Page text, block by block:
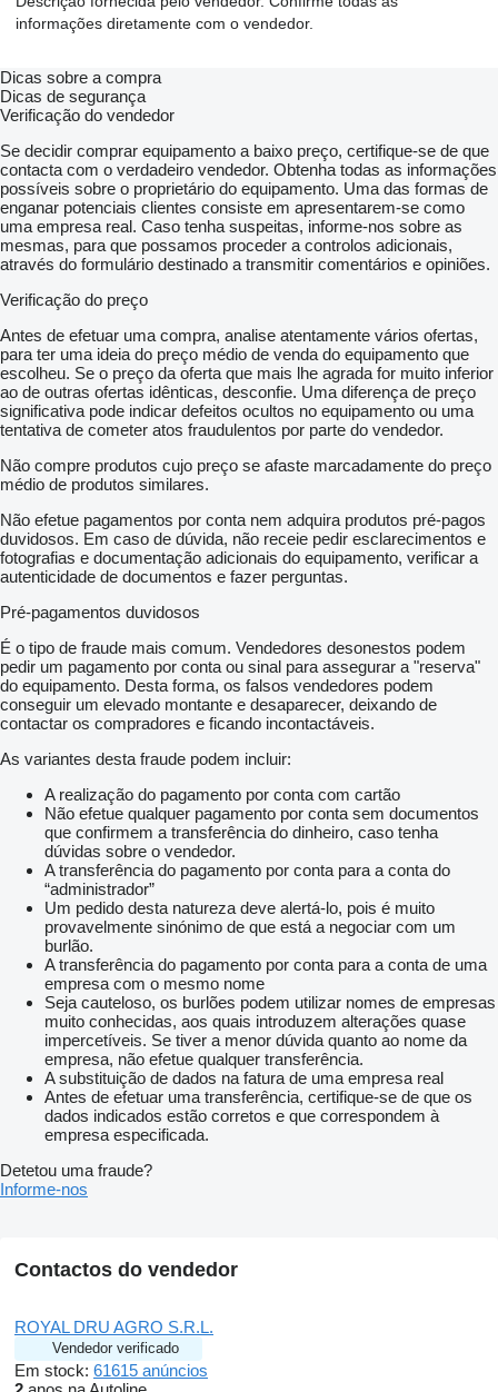
informações diretamente com o vendedor.
Dicas sobre a compra
Dicas de segurança
Verificação do vendedor
Se decidir comprar equipamento a baixo preço, certifique-se de que
contacta com o verdadeiro vendedor. Obtenha todas as informações
possíveis sobre o proprietário do equipamento. Uma das formas de
enganar potenciais clientes consiste em apresentarem-se como
uma empresa real. Caso tenha suspeitas, informe-nos sobre as
mesmas, para que possamos proceder a controlos adicionais,
através do formulário destinado a transmitir comentários e opiniões.
Verificação do preço
Antes de efetuar uma compra, analise atentamente vários ofertas,
para ter uma ideia do preço médio de venda do equipamento que
escolheu. Se o preço da oferta que mais lhe agrada for muito inferior
ao de outras ofertas idênticas, desconfie. Uma diferença de preço
significativa pode indicar defeitos ocultos no equipamento ou uma
tentativa de cometer atos fraudulentos por parte do vendedor.
Não compre produtos cujo preço se afaste marcadamente do preço
médio de produtos similares.
Não efetue pagamentos por conta nem adquira produtos pré-pagos
duvidosos. Em caso de dúvida, não receie pedir esclarecimentos e
fotografias e documentação adicionais do equipamento, verificar a
autenticidade de documentos e fazer perguntas.
Pré-pagamentos duvidosos
É o tipo de fraude mais comum. Vendedores desonestos podem
pedir um pagamento por conta ou sinal para assegurar a "reserva"
do equipamento. Desta forma, os falsos vendedores podem
conseguir um elevado montante e desaparecer, deixando de
contactar os compradores e ficando incontactáveis.
As variantes desta fraude podem incluir:
A realização do pagamento por conta com cartão
Não efetue qualquer pagamento por conta sem documentos
que confirmem a transferência do dinheiro, caso tenha
dúvidas sobre o vendedor.
A transferência do pagamento por conta para a conta do
“administrador”
Um pedido desta natureza deve alertá-lo, pois é muito
provavelmente sinónimo de que está a negociar com um
burlão.
A transferência do pagamento por conta para a conta de uma
empresa com o mesmo nome
Seja cauteloso, os burlões podem utilizar nomes de empresas
muito conhecidas, aos quais introduzem alterações quase
impercetíveis. Se tiver a menor dúvida quanto ao nome da
empresa, não efetue qualquer transferência.
A substituição de dados na fatura de uma empresa real
Antes de efetuar uma transferência, certifique-se de que os
dados indicados estão corretos e que correspondem à
empresa especificada.
Detetou uma fraude?
Informe-nos
Contactos do vendedor
ROYAL DRU AGRO S.R.L.
Vendedor verificado
Em stock: 61615 anúncios